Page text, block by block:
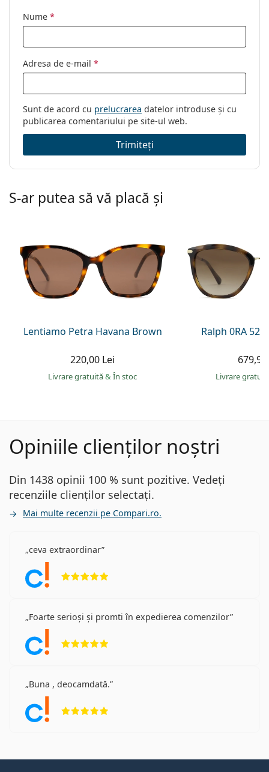
Nume *
Adresa de e-mail *
Sunt de acord cu prelucrarea datelor introduse și cu
publicarea comentariului pe site-ul web.
Trimiteți
S-ar putea să vă placă și
Lentiamo Petra Havana Brown
220,00 Lei
Livrare gratuită& În stoc
Ralph 0RA
Livrare
Opiniile clienților noștri
Din 1438 opinii 100 % sunt pozitive. Vedeți
recenziile clienților selectați.
Mai multe recenzii pe Compari.ro.
ceva extraordinar
Foarte serioși și promti în expedierea comenzilor
Buna , deocamdată.